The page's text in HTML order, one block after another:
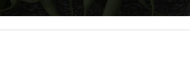
बालकनी या छत पर गमलों में भी इन्हें उगा